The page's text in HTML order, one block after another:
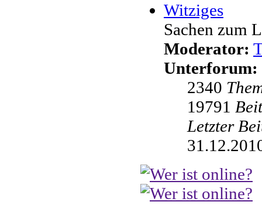
Witziges
Sachen zum
Moderator:
Unterforum:
2340
19791
Letzter